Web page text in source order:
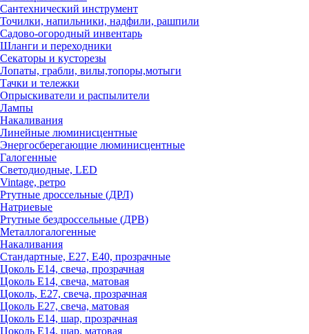
Сантехнический инструмент
Точилки, напильники, надфили, рашпили
Садово-огородный инвентарь
Шланги и переходники
Секаторы и кусторезы
Лопаты, грабли, вилы,топоры,мотыги
Тачки и тележки
Опрыскиватели и распылители
Лампы
Накаливания
Линейные люминисцентные
Энергосберегающие люминисцентные
Галогенные
Светодиодные, LED
Vintage, ретро
Ртутные дроссельные (ДРЛ)
Натриевые
Ртутные бездроссельные (ДРВ)
Металлогалогенные
Накаливания
Стандартные, Е27, Е40, прозрачные
Цоколь Е14, свеча, прозрачная
Цоколь Е14, свеча, матовая
Цоколь, Е27, свеча, прозрачная
Цоколь Е27, свеча, матовая
Цоколь Е14, шар, прозрачная
Цоколь Е14, шар, матовая